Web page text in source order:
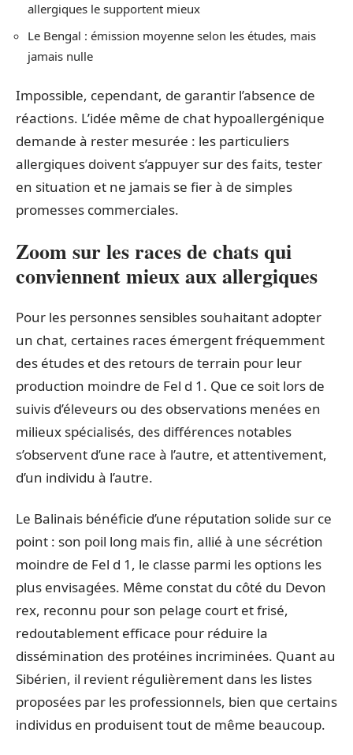
allergiques le supportent mieux
Le Bengal : émission moyenne selon les études, mais
jamais nulle
Impossible, cependant, de garantir l’absence de
réactions. L’idée même de chat hypoallergénique
demande à rester mesurée : les particuliers
allergiques doivent s’appuyer sur des faits, tester
en situation et ne jamais se fier à de simples
promesses commerciales.
Zoom sur les races de chats qui
conviennent mieux aux allergiques
Pour les personnes sensibles souhaitant adopter
un chat, certaines races émergent fréquemment
des études et des retours de terrain pour leur
production moindre de Fel d 1. Que ce soit lors de
suivis d’éleveurs ou des observations menées en
milieux spécialisés, des différences notables
s’observent d’une race à l’autre, et attentivement,
d’un individu à l’autre.
Le Balinais bénéficie d’une réputation solide sur ce
point : son poil long mais fin, allié à une sécrétion
moindre de Fel d 1, le classe parmi les options les
plus envisagées. Même constat du côté du Devon
rex, reconnu pour son pelage court et frisé,
redoutablement efficace pour réduire la
dissémination des protéines incriminées. Quant au
Sibérien, il revient régulièrement dans les listes
proposées par les professionnels, bien que certains
individus en produisent tout de même beaucoup.